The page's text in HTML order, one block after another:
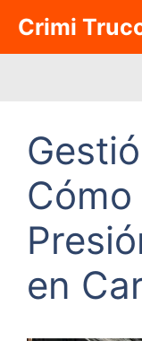
contenido
Crimi
en